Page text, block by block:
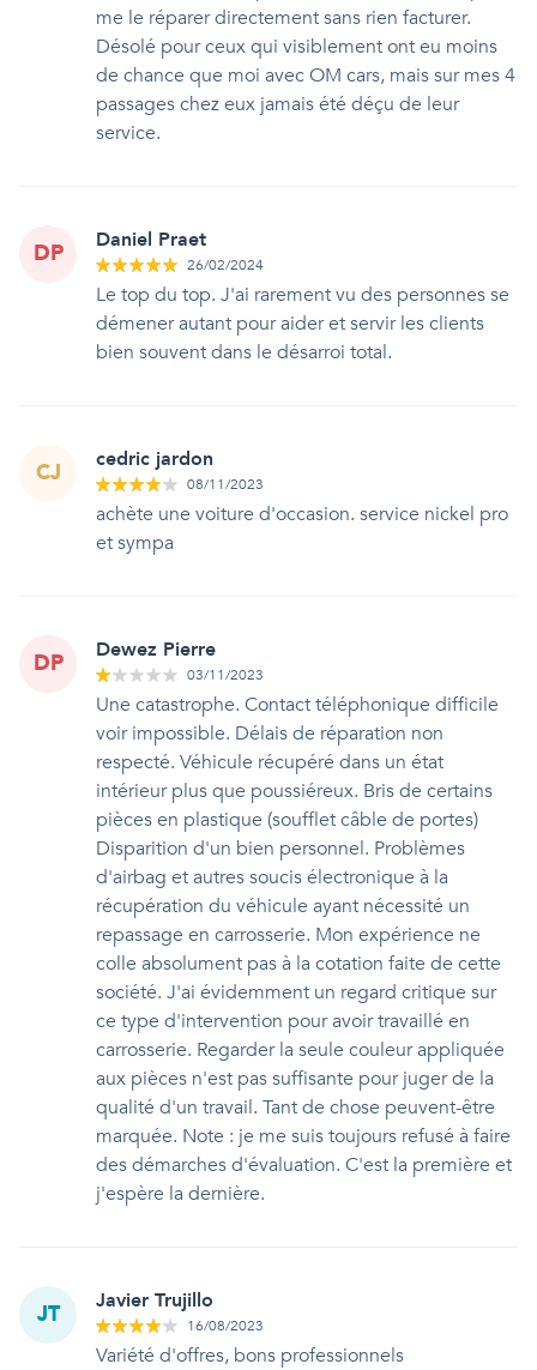
me le réparer directement sans rien facturer.
Désolé pour ceux qui visiblement ont eu moins
de chance que moi avec OM cars, mais sur mes 4
passages chez eux jamais été déçu de leur
service.
DP Daniel Praet
26/02/2024
Le top du top. J'ai rarement vu des personnes se
démener autant pour aider et servir les clients
bien souvent dans le désarroi total.
CJ cedric jardon
08/11/2023
achète une voiture d'occasion. service nickel pro
et sympa
DP Dewez Pierre
03/11/2023
Une catastrophe. Contact téléphonique difficile
voir impossible. Délais de réparation non
respecté. Véhicule récupéré dans un état
intérieur plus que poussiéreux. Bris de certains
pièces en plastique (soufflet câble de portes)
Disparition d'un bien personnel. Problèmes
d'airbag et autres soucis électronique à la
récupération du véhicule ayant nécessité un
repassage en carrosserie. Mon expérience ne
colle absolument pas à la cotation faite de cette
société. J'ai évidemment un regard critique sur
ce type d'intervention pour avoir travaillé en
carrosserie. Regarder la seule couleur appliquée
aux pièces n'est pas suffisante pour juger de la
qualité d'un travail. Tant de chose peuvent-être
marquée. Note : je me suis toujours refusé à faire
des démarches d'évaluation. C'est la première et
j'espère la dernière.
JT Javier Trujillo
16/08/2023
Variété d'offres, bons professionnels